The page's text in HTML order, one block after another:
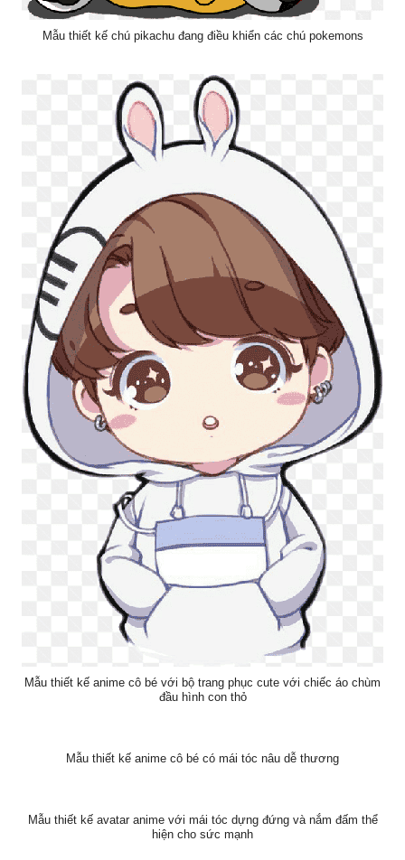
Mẫu thiết kế chú pikachu đang điều khiển các chú pokemons
Mẫu thiết kế anime cô bé với bộ trang phục cute với chiếc áo chùm
đầu hình con thỏ